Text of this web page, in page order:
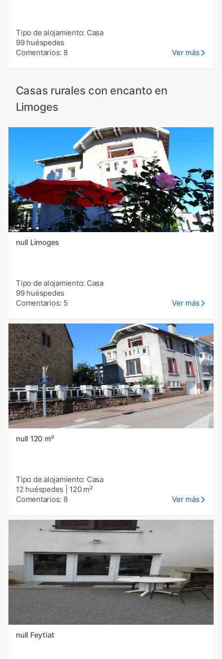
Tipo de alojamiento: Casa
99 huéspedes
Comentarios: 8
Ver más
Casas rurales con encanto en
Limoges
null Limoges
Tipo de alojamiento: Casa
99 huéspedes
Comentarios: 5
Ver más
null 120 m²
Tipo de alojamiento: Casa
12 huéspedes
120 m²
Comentarios: 8
Ver más
null Feytiat